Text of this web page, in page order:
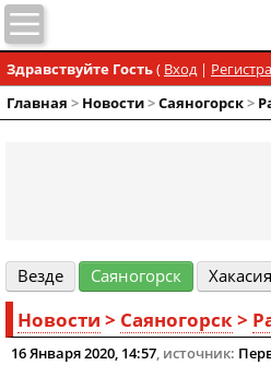
Здравствуйте Гость( Вход|
Главная > Новости>Cаяногорск>
Везде Cаяногорск Хакасия
Новости > Cаяногорск>
16 Января 2020, 14:57, источник: